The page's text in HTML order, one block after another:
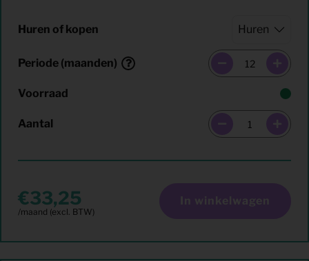
Huren of kopen
Periode (maanden)
Voorraad
Aantal
33,25 In winkelwagen